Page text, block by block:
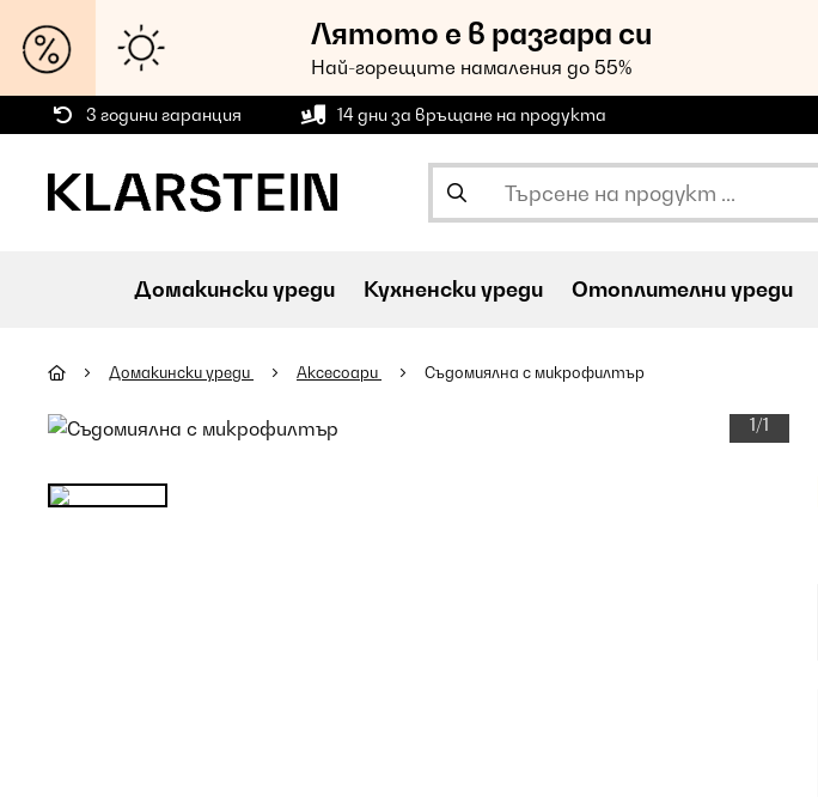
Лятото е в разгара си
Най-горещите намаления до 55%
3 години гаранция 14 дни за връщане на продукта
Домакински уреди Кухненски уреди Oтоплителни уреди
Домакински уреди Аксесоари Съдомиялна с микрофилтър
1/1